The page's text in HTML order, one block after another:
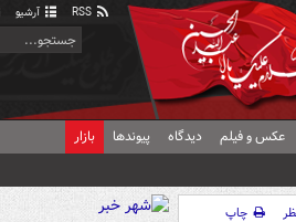
آرشیو
عکس و فیلم دیدگاه پیوندها بازار
چاپ